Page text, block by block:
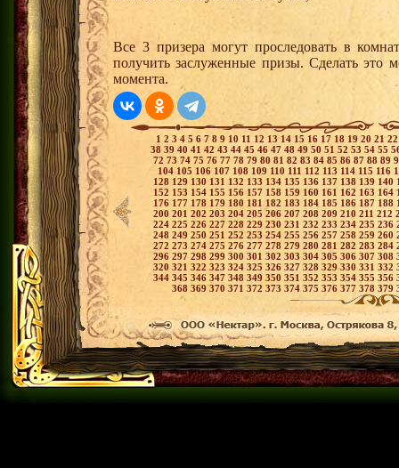
Все 3 призера могут проследовать в
получить заслуженные призы. Сделать это
момента.
1 2 3 4 5 6 7 8 9 10 11 12 13 14 15 16 17 18 19 20 21
38 39 40 41 42 43 44 45 46 47 48 49 50 51 52 53 54 55
72 73 74 75 76 77 78 79 80 81 82 83 84 85 86 87 88 89
104 105 106 107 108 109 110 111 112 113 114 115 116
128 129 130 131 132 133 134 135 136 137 138 139 140
152 153 154 155 156 157 158 159 160 161 162 163 164
176 177 178 179 180 181 182 183 184 185 186 187 188
200 201 202 203 204 205 206 207 208 209 210 211 212
224 225 226 227 228 229 230 231 232 233 234 235 236
248 249 250 251 252 253 254 255 256 257 258 259 260
272 273 274 275 276 277 278 279 280 281 282 283 284
296 297 298 299 300 301 302 303 304 305 306 307 308
320 321 322 323 324 325 326 327 328 329330 331 332
344 345 346 347 348 349 350 351 352 353 354 355 356
368 369 370 371 372 373 374 375 376 377 378 379